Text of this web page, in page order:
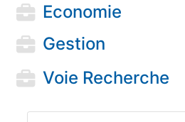
Economie
Gestion
Voie Recherche